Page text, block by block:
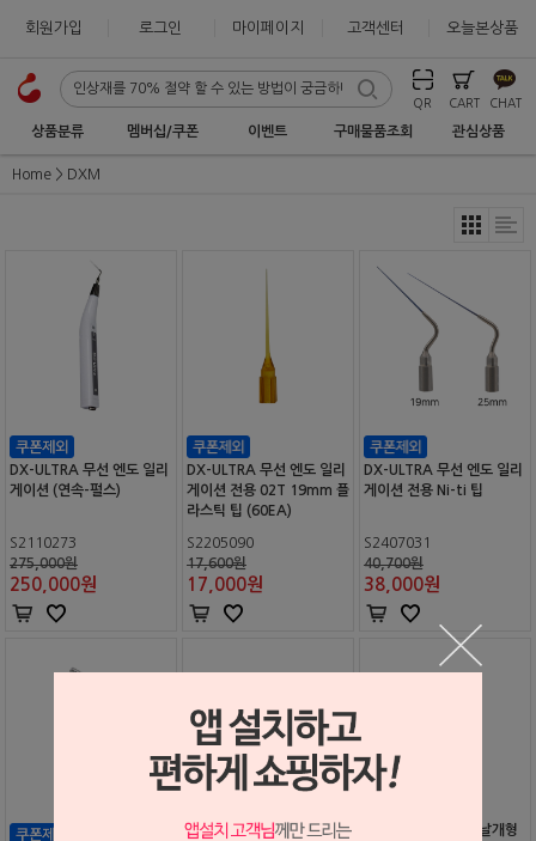
회원가입 로그인 마이페이지 고객센터 오늘본상품
QR CART CHAT
상품분류 멤버십/쿠폰 이벤트 구매물품조회 관심상품
Home DXM
DX-ULTRA 무선 엔도 일리
게이션 (연속-펄스)
S2110273
275,000원
250,000원
DX-ULTRA 무선 엔도 일리
게이션 전용 02T 19mm 플
라스틱 팁 (60EA)
S2205090
17,600원
17,000원
DX-ULTRA 무선 엔도 일리
게이션 전용 Ni-ti 팁
S2407031
40,700원
38,000원
DXPA 디지털 센서 날개형